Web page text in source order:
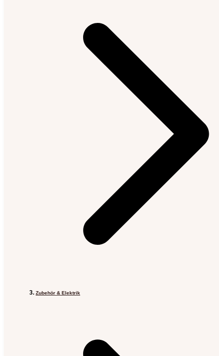
Zubehör & Elektrik